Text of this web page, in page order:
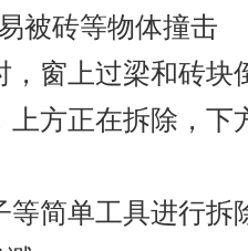
被砖等物体撞击
，窗上过梁和砖块
上方正在拆除，下
等简单工具进行拆